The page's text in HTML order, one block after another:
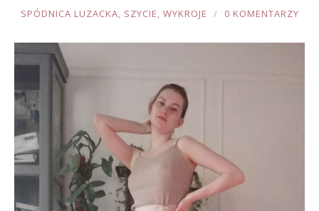
JOULE
SPÓDNICA LUZACKA, SZYCIE, WYKROJE 0 KOMENTARZY